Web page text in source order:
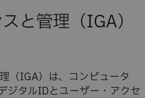
と管理（IGA）
（IGA）は、コンピュータ
ジタルIDとユーザー・アクセ